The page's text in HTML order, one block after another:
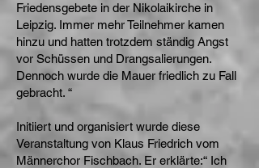
Friedensgebete in der Nikolaikirche in
Leipzig. Immer mehr Teilnehmer kamen
hinzu und hatten trotzdem ständig Angst
vor Schüssen und Drangsalierungen.
Dennoch wurde die Mauer friedlich zu Fall
gebracht. “
Initiiert und organisiert wurde diese
Veranstaltung von Klaus Friedrich vom
Männerchor Fischbach. Er erklärte:“ Ich